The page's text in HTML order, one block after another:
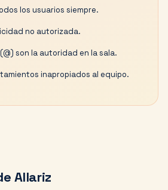
los usuarios siempre.
no autorizada.
son la autoridad en la sala.
inapropiados al equipo.
Allariz